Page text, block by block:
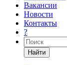
Вакансии
Новости
Контакты
?
Найти